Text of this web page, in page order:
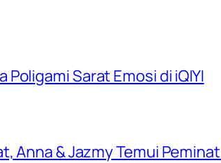
Poligami Sarat Emosi di iQIYI
Anna & Jazmy Temui